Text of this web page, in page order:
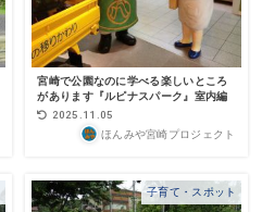
宮崎で公園なのに学べる楽しいところ
があります『ルピナスパーク』室内編
2025.11.05
ほんみや宮崎プロジェクト
子育て・スポット